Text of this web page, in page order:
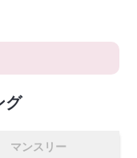
グ
マンスリー